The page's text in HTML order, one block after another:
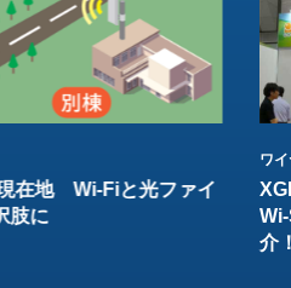
在地 Wi-Fiと光ファイ
肢に
ワ
介